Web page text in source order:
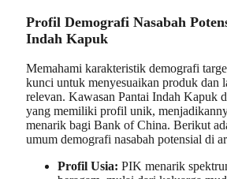
Profil Demografi Nasabah
Indah Kapuk
Memahami karakteristik demografi
kunci untuk menyesuaikan produk dan
relevan. Kawasan Pantai Indah Kapuk
yang memiliki profil unik,
menarik bagi Bank of China. Berikut
umum demografi nasabah potensial di
Profil Usia: PIK menarik